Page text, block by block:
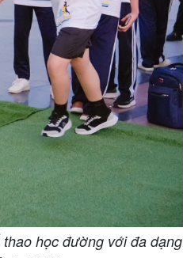
học đường với đa dạng